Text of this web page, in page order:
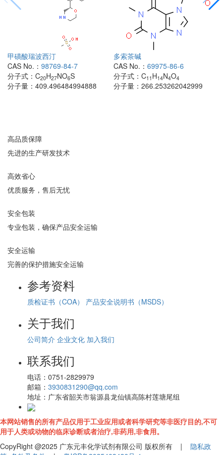
甲磺酸瑞波西汀
CAS No.： 98769-84-7
分子式： C20H27NO6S
分子量： 409.496484994888
多索茶碱
CAS No.： 69975-86-6
分子式： C11 H14N4O4
分子量： 266.253262042999
高品质保障
先进的生产研发技术
高效省心
优质服务，售后无忧
安全包装
专业包装，确保产品安全运输
安全运输
完善的保护措施安全运输
参考资料
质检证书（COA） 产品安全说明书（MSDS）
关于我们
公司简介 企业文化 加入我们
联系我们
电话： 0751-2829979
邮箱： 3930831290@qq.com
地址： 广东省韶关市翁源县龙仙镇高陈村莲塘尾组
本网站销售的所有产品仅用于工业应用或者科学研究等非医疗目的,不可
用于人类或动物的临床诊断或者治疗,非药用,非食用。
CopyRight @2025 广东元丰化学试剂有限公司 版权所有 | 隐私政